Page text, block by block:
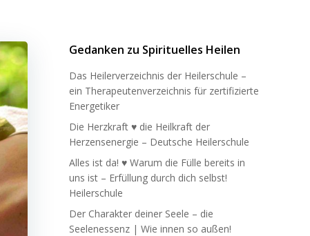
Gedanken zu Spirituelles Heilen
Das Heilerverzeichnis der Heilerschule –
ein Therapeutenverzeichnis für zertifizierte
Energetiker
Die Herzkraft ♥ die Heilkraft der
Herzensenergie – Deutsche Heilerschule
Alles ist da! ♥ Warum die Fülle bereits in
uns ist – Erfüllung durch dich selbst!
Heilerschule
Der Charakter deiner Seele – die
Seelenessenz | Wie innen so außen!